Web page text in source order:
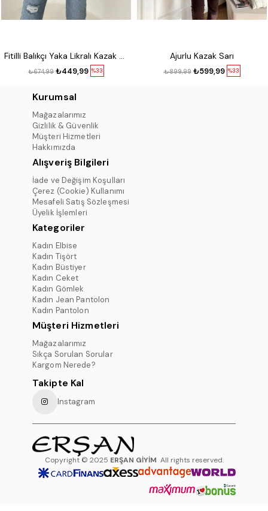
Fitilli Balıkçı Yaka Likralı Kazak Kırmızı
%33
₺449,99
₺674,99
Ajurlu Kazak Sarı
%33
₺599,99
₺899,99
Kurumsal
Mağazalarımız
Gizlilik & Güvenlik
Müşteri Hizmetleri
Hakkımızda
Alışveriş Bilgileri
İade ve Değişim Koşulları
Çerez (Cookie) Kullanımı
Mesafeli Satış Sözleşmesi
Üyelik İşlemleri
Kategoriler
Kadın Elbise
Kadın Tişört
Kadın Büstiyer
Kadın Ceket
Kadın Gömlek
Kadın Jean Pantolon
Kadın Pantolon
Müşteri Hizmetleri
Mağazalarımız
Sıkça Sorulan Sorular
Kargom Nerede?
Takipte Kal
Instagram
Copyright © 2025 ERŞAN GİYİM All rights reserved.